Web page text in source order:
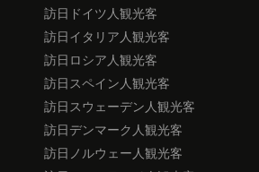
訪日ドイツ人観光客
訪日イタリア人観光客
訪日ロシア人観光客
訪日スペイン人観光客
訪日スウェーデン人観光客
訪日デンマーク人観光客
訪日ノルウェー人観光客